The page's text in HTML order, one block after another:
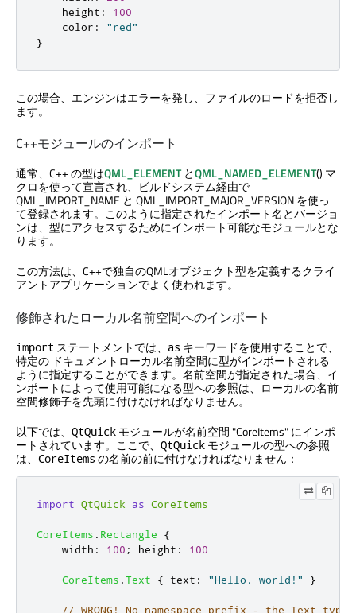
height :
100
color :
"red"
}
この場合、エンジンはエラーを発し、ファイルのロードを拒否し
ます。
C++モジュールのインポート
通常、C++ の型はQML_ELEMENTとQML_NAMED_ELEMENT() マ
クロを使って宣言され、ビルドシステム経由で
QML_IMPORT_NAME と QML_IMPORT_MAJOR_VERSION を使っ
て登録されます。このように指定されたインポート名とバージョ
ンは、型にアクセスするためにインポート可能なモジュールとな
ります。
この方法は、C++で独自のQMLオブジェクト型を定義するクライ
アントアプリケーションでよく使われます。
修飾されたローカル名前空間へのインポート
import ステートメントでは、 as キーワードを使用することで、
特定の ドキュメントローカル名前空間に型がインポートされる
ように指定することができます。名前空間が指定された場合、イ
ンポートによって使用可能になる型への参照は、ローカルの名前
空間修飾子を先頭に付けなければなりません。
以下では、 QtQuick モジュールが名前空間 "CoreItems" にインポ
ートされています。ここで、 QtQuick モジュールの型への参照
は、 CoreItems の名前の前に付けなければなりません：
import QtQuick as CoreItems
CoreItems . Rectangle
{
width : 100 ; height : 100
CoreItems .Text { text : "Hello, world!" }
// WRONG! No namespace prefix - the Text